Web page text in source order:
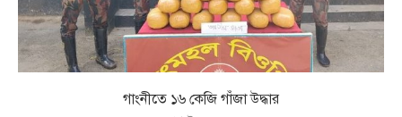
গাংনীতে ১৬ কেজি গাঁজা উদ্ধার